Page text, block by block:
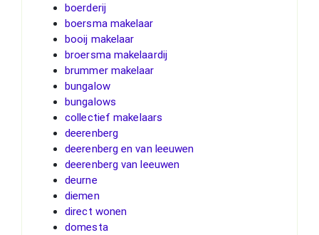
boerderij
boersma makelaar
booij makelaar
broersma makelaardij
brummer makelaar
bungalow
bungalows
collectief makelaars
deerenberg
deerenberg en van leeuwen
deerenberg van leeuwen
deurne
diemen
direct wonen
domesta